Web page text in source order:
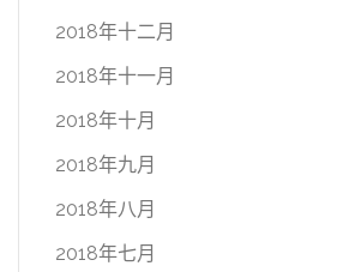
2018年十二月
2018年十一月
2018年十月
2018年九月
2018年八月
2018年七月